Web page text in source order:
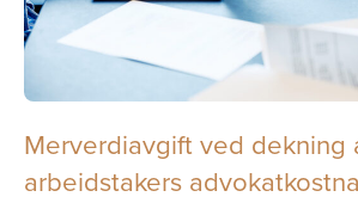
Merverdiavgift ved dekning
arbeidstakers